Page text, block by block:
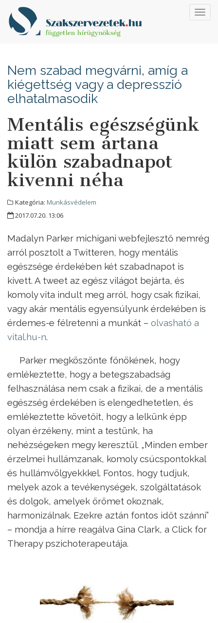
Nem szabad megvárni, amíg a
kiégettség vagy a depresszió
elhatalmasodik
Mentális egészségünk
miatt sem ártana
külön szabadnapot
kivenni néha
Kategória: Munkásvédelem
2017.07.20. 13:06
Madalyn Parker michigani webfejlesztő nemrég
arról posztolt a Twitteren, hogy mentális
egészsége érdekében két szabadnapot is
kivett. A tweet az egész világot bejárta, és
komoly vita indult meg arról, hogy csak fizikai,
vagy akár mentális egyensúlyunk érdekében is
érdemes-e félretenni a munkát – olvasható a
vital.hu-n.
Parker megköszönte főnökének, hogy
emlékeztette, hogy a betegszabadság
felhasználása nem csak a fizikai, de a mentális
egészség érdekében is elengedhetetlen, és
emlékeztette követőit, hogy a lelkünk épp
olyan érzékeny, mint a testünk, ha
nehézségeken megy keresztül. „Minden ember
érzelmei hullámzanak, komoly csúcspontokkal
és hullámvölgyekkkel. Fontos, hogy tudjuk,
melyek azok a tevékenységek, szolgáltatások
és dolgok, amelyek örömet okoznak,
harmonizálnak. Ezekre aztán fontos időt szánni”
– mondja a hírre reagálva Gina Clark, a Click for
Therapy pszichoterapeutája.